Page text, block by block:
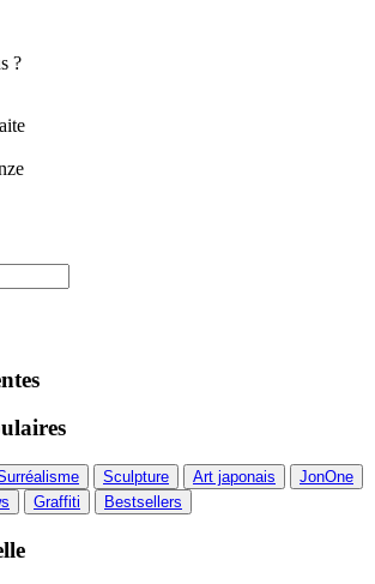
?
Sculpture Art japonais
JonOne
Graffiti Bestsellers